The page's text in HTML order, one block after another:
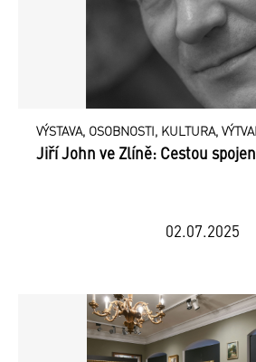
VÝSTAVA, OSOBNOSTI, KULTURA,
Jiří John ve Zlíně: Cestou
02.07.2025